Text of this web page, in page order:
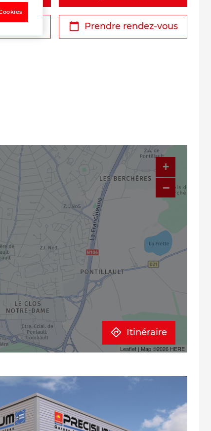
Prendre rendez-vous
+
−
Leaflet | Map ©2026 HERE
Itinéraire